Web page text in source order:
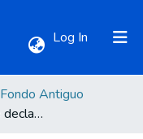
Log In (current)
Fondo Antiguo
Prematica, en que se declara y amplia, la en que se prohibio arrendar los oficios de escriuanos, receptorias, y procuradorias, y se mandó los siruiessen por sus personas, y tuuiessen de patrimonio y hazienda propia la tercia parte del valor del oficio.